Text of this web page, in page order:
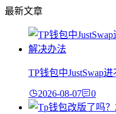
最新文章
TP钱包中JustSwap
2026-08-07 0